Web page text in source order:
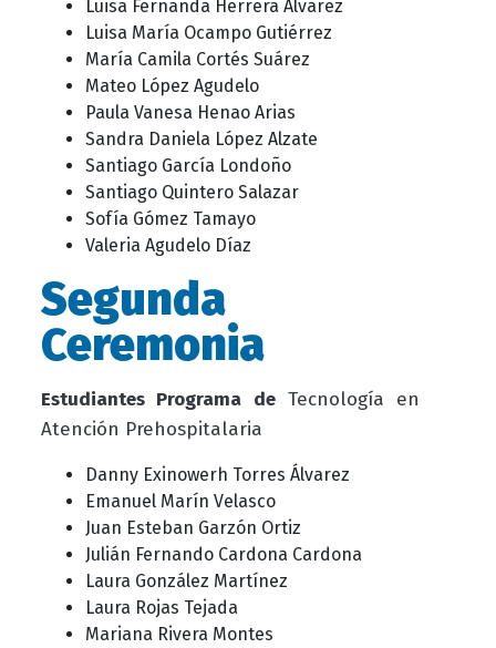
Luisa Fernanda Herrera Álvarez
Luisa María Ocampo Gutiérrez
María Camila Cortés Suárez
Mateo López Agudelo
Paula Vanesa Henao Arias
Sandra Daniela López Alzate
Santiago García Londoño
Santiago Quintero Salazar
Sofía Gómez Tamayo
Valeria Agudelo Díaz
Segunda
Ceremonia
Estudiantes Programa de Tecnología en
Atención Prehospitalaria
Danny Exinowerh Torres Álvarez
Emanuel Marín Velasco
Juan Esteban Garzón Ortiz
Julián Fernando Cardona Cardona
Laura González Martínez
Laura Rojas Tejada
Mariana Rivera Montes